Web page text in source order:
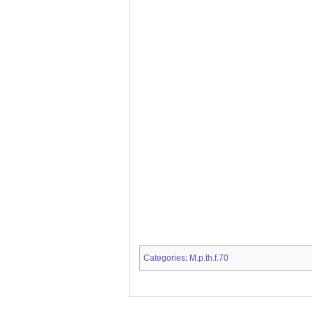
Categories: M.p.th.f.70